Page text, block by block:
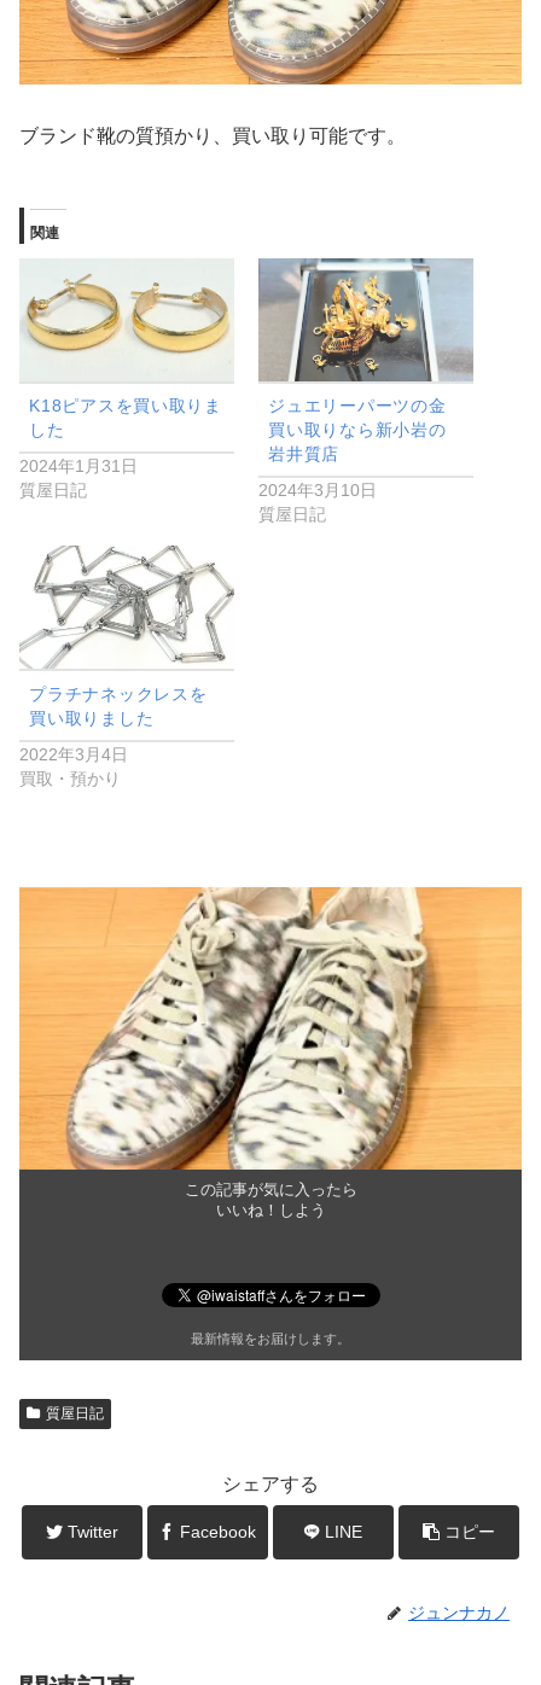
ブランド靴の質預かり、買い取り可能です。
関連
K18ピアスを買い取りま
した
2024年1月31日
質屋日記
ジュエリーパーツの金
買い取りなら新小岩の
岩井質店
2024年3月10日
質屋日記
プラチナネックレスを
買い取りました
2022年3月4日
買取・預かり
この記事が気に入ったら
いいね！しよう
最新情報をお届けします。
質屋日記
シェアする
Twitter Facebook LINE コピー
ジュンナカノ